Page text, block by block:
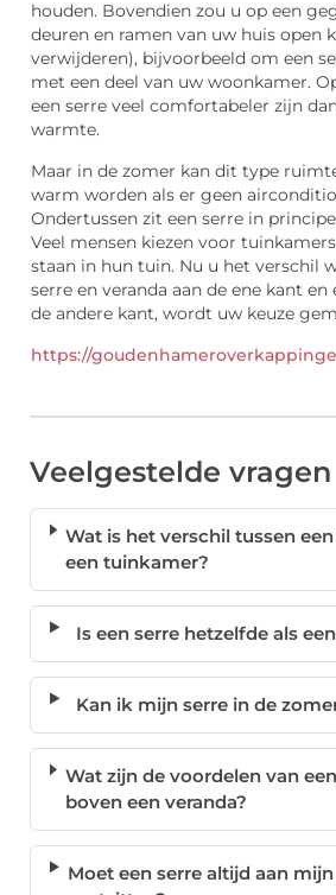
houden. Bovendien zou u op een
deuren en ramen van uw huis open
verwijderen), bijvoorbeeld om een
met een deel van uw woonkamer.
een serre veel comfortabeler zijn
warmte.
Maar in de zomer kan dit type
warm worden als er geen
Ondertussen zit een serre in
Veel mensen kiezen voor
staan in hun tuin. Nu u het verschil
serre en veranda aan de ene kant
de andere kant, wordt uw keuze
https://
Veelgestelde vragen
Wat is het verschil tussen
een tuinkamer?
Is een serre hetzelfde als
Kan ik mijn serre in de
Wat zijn de voordelen van
boven een veranda?
Moet een serre altijd aan